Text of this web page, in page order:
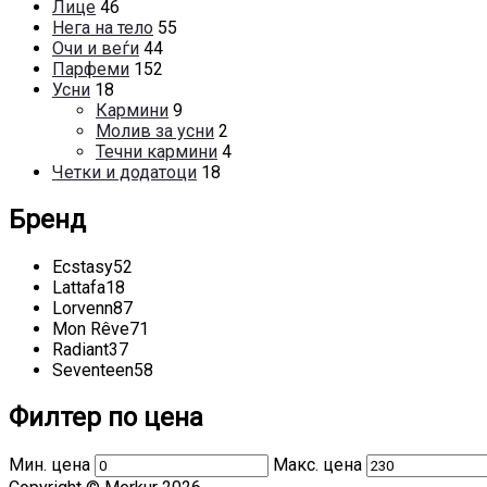
Лице 46
Нега на тело 55
Очи и веѓи 44
Парфеми 152
Усни 18
Кармини 9
Молив за усни 2
Течни кармини 4
Четки и додатоци 18
Бренд
Ecstasy52
Lattafa18
Lorvenn87
Mon Rêve71
Radiant37
Seventeen58
Филтер по цена
Мин. цена Макс. цена